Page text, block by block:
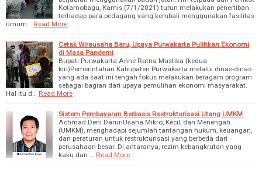
Kotamobagu, Kamis (7/1/2021) turun melakukan penertiban
terhadap para pedagang yang kembali menggunakan fasilitas
umum…
Read More
Cetak Wirausaha Baru, Upaya Purwakarta Pulihkan Ekonomi
di Masa Pandemi
Bupati Purwakarta Anne Ratna Mustika (kedua
kiri)Pemerintahan Kabupaten Purwakarta melalui dinas-dinas
yang ada saat ini tengah fokus melakukan beragam program
sebagai bagian dari upaya pemulihan ekonomi masyarakat.
Hal itu d…
Read More
Sistem Pembayaran Berbasis Restrukturisasi Utang UMKM
Achmad Deni DaruriUsaha Mikro, Kecil, dan Menengah
(UMKM), menghadapi sejumlah tantangan hukum, keuangan,
dan peraturan untuk restrukturisasi yang berbeda dari
perusahaan besar. Di antaranya, rezim kebangkrutan yang
kaku dan …
Read More